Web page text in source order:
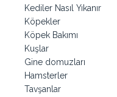
Kediler Nasıl Yıkanır
Köpekler
Köpek Bakımı
Kuşlar
Gine domuzları
Hamsterler
Tavşanlar